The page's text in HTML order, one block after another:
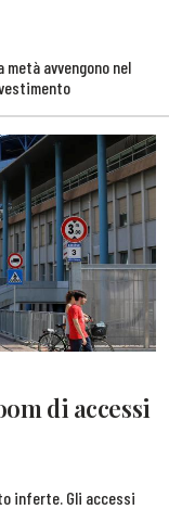
avvengono nel
di accessi
inferte. Gli accessi